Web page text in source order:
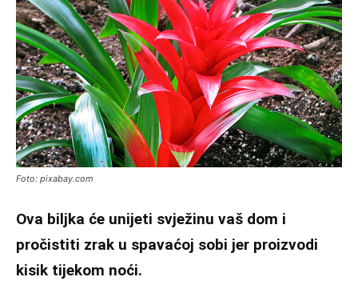
Foto: pixabay.com
Ova biljka će unijeti svježinu vaš dom i
pročistiti zrak u spavaćoj sobi jer proizvodi
kisik tijekom noći.